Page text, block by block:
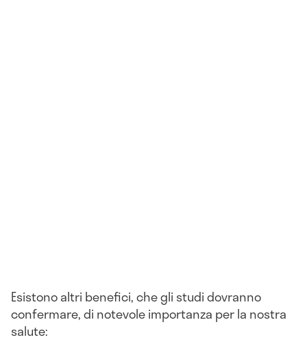
Esistono altri benefici, che gli studi dovranno
confermare, di notevole importanza per la nostra
salute: